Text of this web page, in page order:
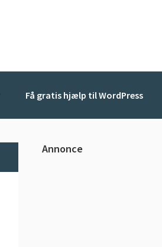
Få gratis hjælp til WordPress
Primær
Annonce